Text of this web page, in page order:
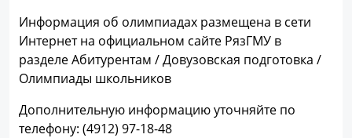
Информация об олимпиадах размещена в сети
Интернет на официальном сайте РязГМУ в
разделе Абитурентам / Довузовская подготовка /
Олимпиады школьников
Дополнительную информацию уточняйте по
телефону: (4912) 97-18-48